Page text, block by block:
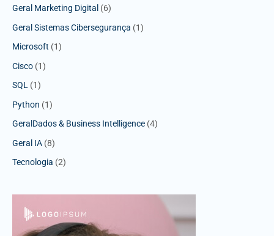
Geral Marketing Digital (6)
Geral Sistemas Cibersegurança (1)
Microsoft (1)
Cisco (1)
SQL (1)
Python (1)
GeralDados & Business Intelligence (4)
Geral IA (8)
Tecnologia (2)